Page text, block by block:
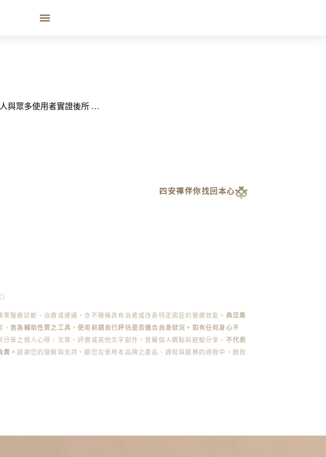
與眾多使用者實證後所 …
四安禪伴你找回本心
醫療診斷、治療或建議，亦不聲稱具有治癒或改善特定病症的醫療效能。 典亞集
皆為輔助性質之工具，使用前請自行評估是否適合自身狀況。如有任何身心不
分享之個人心得、文章、評價或其他文字創作，皆屬個人觀點與經驗分享， 不代表
責。 感謝您的理解與支持，願您在使用本品牌之產品、課程與服務的過程中，跟我